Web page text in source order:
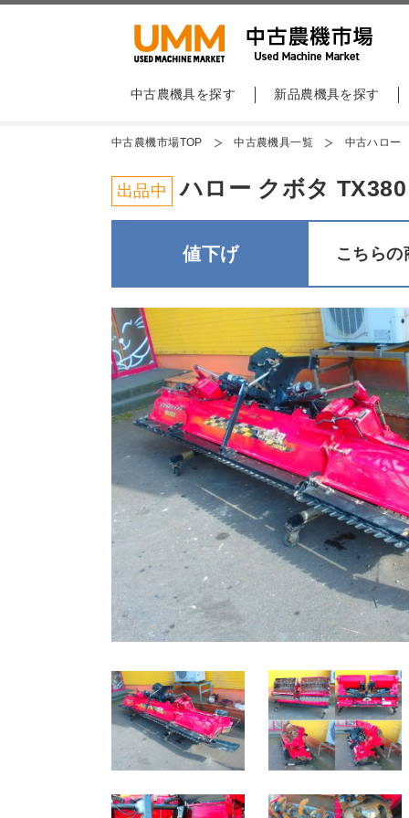
中古農機具を探す 新品農機具を探す
中古農機市場TOP 中古農機具一覧 中古ハロー
出品中 ハロー クボタ
値下げ こちら